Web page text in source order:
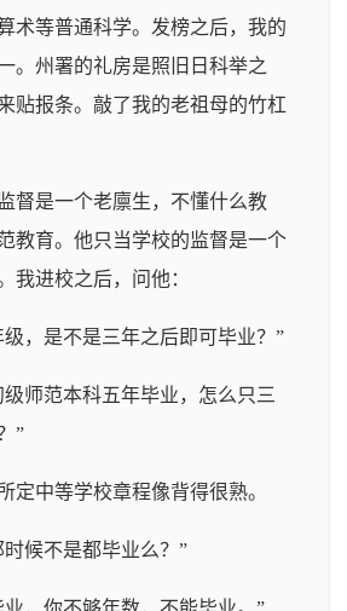
术等普通科学。发榜之后，我的
。州署的礼房是照旧日科举之
贴报条。敲了我的老祖母的竹杠
督是一个老廪生，不懂什么教
教育。他只当学校的监督是一个
我进校之后，问他：
级，是不是三年之后即可毕业？”
级师范本科五年毕业，怎么只三
”
定中等学校章程像背得很熟。
候不是都毕业么？”